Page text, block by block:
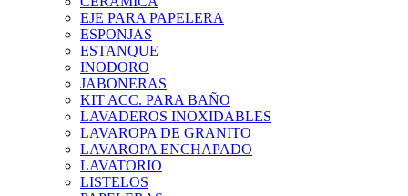
EJE PARA PAPELERA
ESPONJAS
ESTANQUE
INODORO
JABONERAS
KIT ACC. PARA BAÑO
LAVADEROS INOXIDABLES
LAVAROPA DE GRANITO
LAVAROPA ENCHAPADO
LAVATORIO
LISTELOS